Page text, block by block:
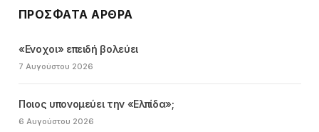
ΠΡΌΣΦΑΤΑ ΆΡΘΡΑ
«Ενοχοι» επειδή βολεύει
7 Αυγούστου 2026
Ποιος υπονομεύει την «Ελπίδα»;
6 Αυγούστου 2026